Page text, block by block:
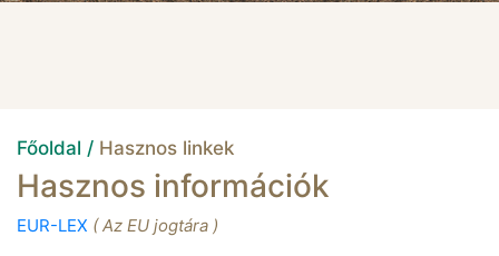
Főoldal / Hasznos linkek
Hasznos információk
EUR-LEX ( Az EU jogtára )